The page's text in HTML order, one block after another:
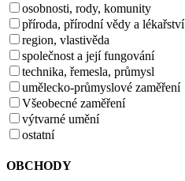
osobnosti, rody, komunity
příroda, přírodní vědy a lékařství
region, vlastivěda
společnost a její fungování
technika, řemesla, průmysl
umělecko-průmyslové zaměření
Všeobecné zaměření
výtvarné umění
ostatní
OBCHODY